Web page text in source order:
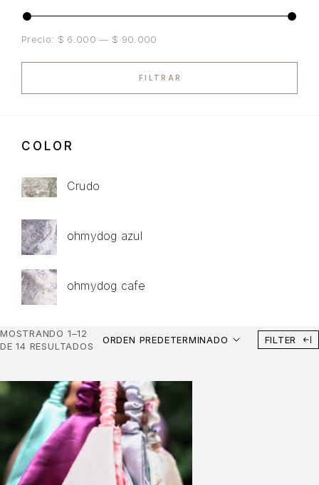
FILTRAR
Precio: $ 6.000 — $ 90.000
COLOR
Crudo
ohmydog azul
ohmydog cafe
MOSTRANDO 1–12
DE 14 RESULTADOS
ORDEN PREDETERMINADO FILTER